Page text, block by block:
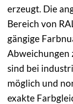
erzeugt. Die
Bereich von
gängige
Abweichungen
sind bei
möglich und
exakte